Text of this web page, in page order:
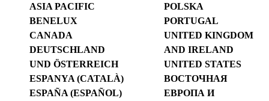
ASIA PACIFIC
BENELUX
CANADA
DEUTSCHLAND
UND ÖSTERREICH
ESPANYA (CATALÀ)
ESPAÑA (ESPAÑOL)
POLSKA
PORTUGAL
UNITED KINGDOM
AND IRELAND
UNITED STATES
ВОСТОЧНАЯ
ЕВРОПА И